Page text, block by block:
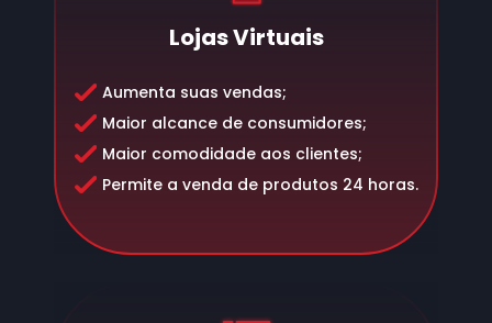
Lojas Virtuais
Aumenta suas vendas;
Maior alcance de consumidores;
Maior comodidade aos clientes;
Permite a venda de produtos 24 horas.